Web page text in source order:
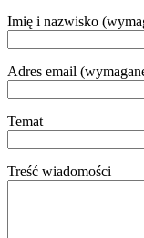
Imię i nazwisko
Adres email
Temat
Treść wiadomości